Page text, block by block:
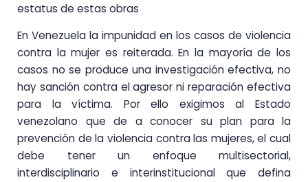
estatus de estas obras
En Venezuela la impunidad en los casos de violencia
contra la mujer es reiterada. En la mayoría de los
casos no se produce una investigación efectiva, no
hay sanción contra el agresor ni reparación efectiva
para la víctima. Por ello exigimos al Estado
venezolano que de a conocer su plan para la
prevención de la violencia contra las mujeres, el cual
debe tener un enfoque multisectorial,
interdisciplinario e interinstitucional que defina